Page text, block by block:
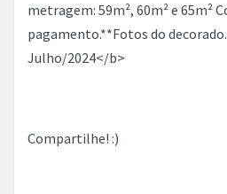
metragem: 59m², 60m² e 65m²
pagamento.**Fotos do
Julho/2024</b>
Compartilhe! :)